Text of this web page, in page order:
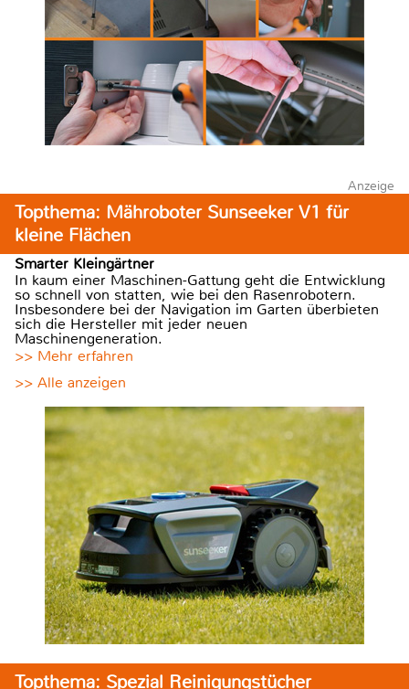
Anzeige
Topthema: Mähroboter Sunseeker V1 für
kleine Flächen
Smarter Kleingärtner
In kaum einer Maschinen-Gattung geht die Entwicklung
so schnell von statten, wie bei den Rasenrobotern.
Insbesondere bei der Navigation im Garten überbieten
sich die Hersteller mit jeder neuen
Maschinengeneration.
>> Mehr erfahren
>> Alle anzeigen
Topthema: Spezial Reinigungstücher